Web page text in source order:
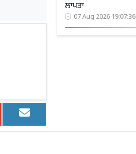
ਲਾਪਤਾ
07 Aug 2026 19:07:36